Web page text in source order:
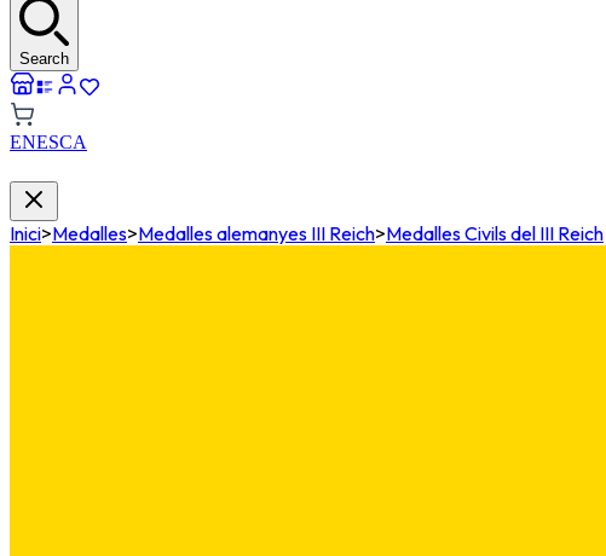
Search
ENESCA
Inici>Medalles>Medalles alemanyes III Reich>Medalles Civils del III Reich